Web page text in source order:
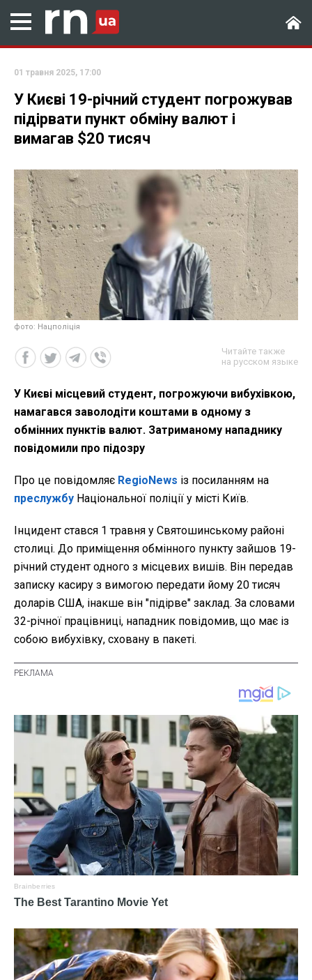
01 травня 2025, 17:00
У Києві 19-річний студент погрожував
підірвати пункт обміну валют і
вимагав $20 тисяч
фото: Нацполіція
Читайте также
на русском языке
У Києві місцевий студент, погрожуючи вибухівкою,
намагався заволодіти коштами в одному з
обмінних пунктів валют. Затриманому нападнику
повідомили про підозру
Про це повідомляє RegioNews із посиланням на
преслужбу Національної поліції у місті Київ.
Інцидент стався 1 травня у Святошинському районі
столиці. До приміщення обмінного пункту зайшов 19-
річний студент одного з місцевих вишів. Він передав
записку касиру з вимогою передати йому 20 тисяч
доларів США, інакше він "підірве" заклад. За словами
32-річної працівниці, нападник повідомив, що має із
собою вибухівку, сховану в пакеті.